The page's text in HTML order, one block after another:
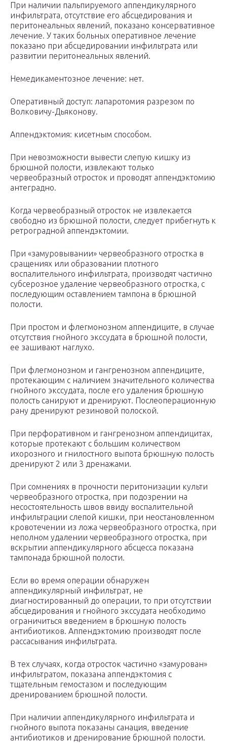
При наличии пальпируемого аппендикулярного
инфильтрата, отсутствие его абсцедирования и
перитонеальных явлений, показано консервативное
лечение. У таких больных оперативное лечение
показано при абсцедировании инфильтрата или
развитии перитонеальных явлений.
Немедикаментозное лечение: нет.
Оперативный доступ: лапаротомия разрезом по
Волковичу-Дьяконову.
Аппендэктомия: кисетным способом.
При невозможности вывести слепую кишку из
брюшной полости, извлекают только
червеобразный отросток и проводят аппендэктомию
антеградно.
Когда червеобразный отросток не извлекается
свободно из брюшной полости, следует прибегнуть к
ретроградной аппендэктомии.
При «замуровывании» червеобразного отростка в
сращениях или образовании плотного
воспалительного инфильтрата, производят частично
субсерозное удаление червеобразного отростка, с
последующим оставлением тампона в брюшной
полости.
При простом и флегмонозном аппендиците, в случае
отсутствия гнойного экссудата в брюшной полости,
ее зашивают наглухо.
При флегмонозном и гангренозном аппендиците,
протекающим с наличием значительного количества
гнойного экссудата, после его удаления брюшную
полость санируют и дренируют. Послеоперационную
рану дренируют резиновой полоской.
При перфоративном и гангренозном аппендицитах,
которые протекают с большим количеством
ихорозного и гнилостного выпота брюшную полость
дренируют 2 или 3 дренажами.
При сомнениях в прочности перитонизации культи
червеобразного отростка, при подозрении на
несостоятельность швов ввиду воспалительной
инфильтрации слепой кишки, при неостановленном
кровотечении из ложа червеобразного отростка, при
неполном удалении червеобразного отростка, при
вскрытии аппендикулярного абсцесса показана
тампонада брюшной полости.
Если во время операции обнаружен
аппендикулярный инфильтрат, не
диагностированный до операции, то при отсутствии
абсцедирования и гнойного экссудата необходимо
ограничиться введением в брюшную полость
антибиотиков. Аппендэктомию производят после
рассасывания инфильтрата.
В тех случаях, когда отросток частично «замурован»
инфильтратом, показана аппендэктомия с
тщательным гемостазом и последующим
дренированием брюшной полости.
При наличии аппендикулярного инфильтрата и
гнойного выпота показаны санация, введение
антибиотиков и дренирование брюшной полости.